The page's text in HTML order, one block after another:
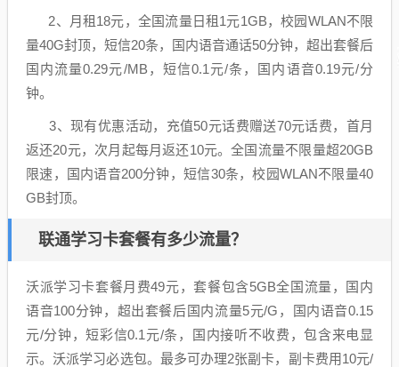
2、月租18元，全国流量日租1元1GB，校园WLAN不限
量40G封顶，短信20条，国内语音通话50分钟，超出套餐后
国内流量0.29元/MB，短信0.1元/条，国内语音0.19元/分
钟。
3、现有优惠活动，充值50元话费赠送70元话费，首月
返还20元，次月起每月返还10元。全国流量不限量超20GB
限速，国内语音200分钟，短信30条，校园WLAN不限量40
GB封顶。
联通学习卡套餐有多少流量？
沃派学习卡套餐月费49元，套餐包含5GB全国流量，国内
语音100分钟，超出套餐后国内流量5元/G，国内语音0.15
元/分钟，短彩信0.1元/条，国内接听不收费，包含来电显
示。沃派学习必选包。最多可办理2张副卡，副卡费用10元/